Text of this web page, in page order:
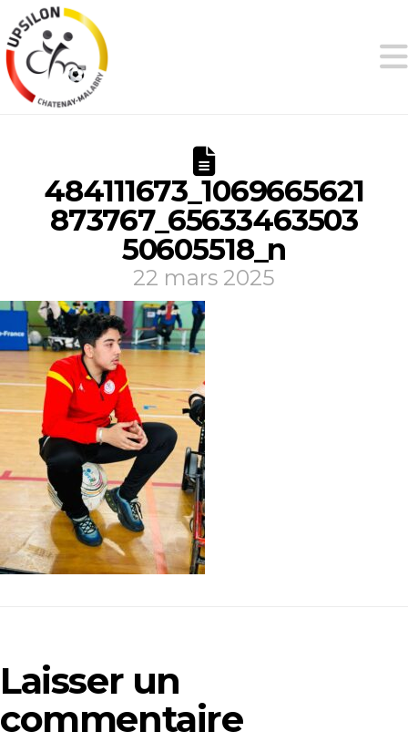
484111673_1069665621
873767_65633463503
50605518_n
22 mars 2025
Laisser un
commentaire